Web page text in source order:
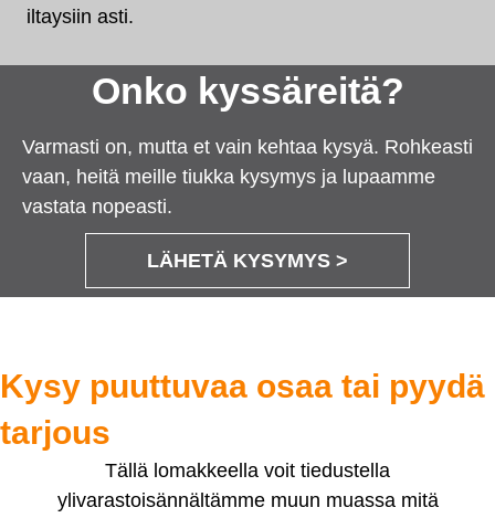
iltaysiin asti.
Onko kyssäreitä?
Varmasti on, mutta et vain kehtaa kysyä. Rohkeasti
vaan, heitä meille tiukka kysymys ja lupaamme
vastata nopeasti.
LÄHETÄ KYSYMYS >
Kysy puuttuvaa osaa tai pyydä
tarjous
Tällä lomakkeella voit tiedustella
ylivarastoisännältämme muun muassa mitä